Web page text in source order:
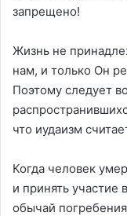
запрещено!
Жизнь не
нам, и только Он
Поэтому следует
что иудаизм
Когда человек
и принять участие
обычай